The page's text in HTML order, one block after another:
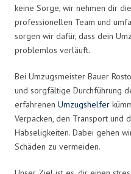
keine Sorge, wir nehmen dir
professionellen Team und
sorgen wir dafür, dass dein
problemlos verläuft.
Bei Umzugsmeister Bauer
und sorgfältige Durchführung
erfahrenen Umzugshelfer
Verpacken, den Transport und
Habseligkeiten. Dabei gehen
Schäden zu vermeiden.